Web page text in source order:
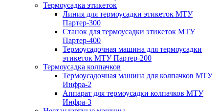
Термоусадка этикеток
Линия для термоусадки этикеток МТУ
Партер-300
Станок для термоусадки этикеток МТУ
Партер-400
Термоусадочная машина для термоусадки
этикеток МТУ Партер-200
Термоусадка колпачков
Термоусадочная машина для колпачков МТУ
Инфра-2
Аппарат для термоусадки колпачков МТУ
Инфра-3